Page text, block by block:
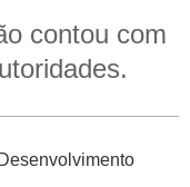
contou com
Desenvolvimento